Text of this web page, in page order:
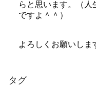
らと思います。（人
ですよ＾＾）
よろしくお願いしま
タグ